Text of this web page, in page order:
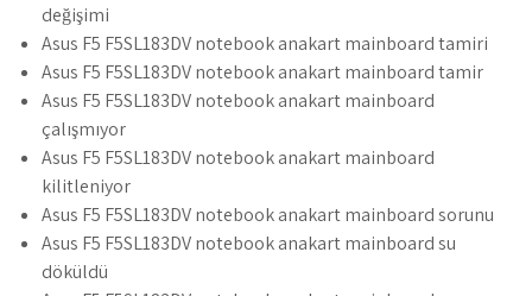
değişimi
Asus F5 F5SL183DV notebook anakart mainboard tamiri
Asus F5 F5SL183DV notebook anakart mainboard tamir
Asus F5 F5SL183DV notebook anakart mainboard
çalışmıyor
Asus F5 F5SL183DV notebook anakart mainboard
kilitleniyor
Asus F5 F5SL183DV notebook anakart mainboard sorunu
Asus F5 F5SL183DV notebook anakart mainboard su
döküldü